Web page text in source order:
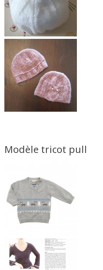
Modèle tricot pull